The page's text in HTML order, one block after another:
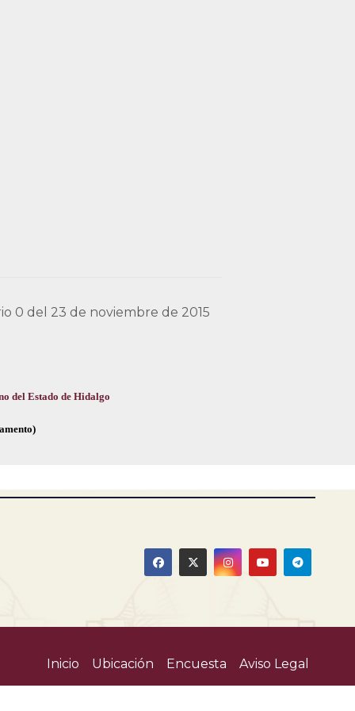
0 del 23 de noviembre de 2015
del Estado de Hidalgo
Inicio Ubicación Encuesta Aviso Legal